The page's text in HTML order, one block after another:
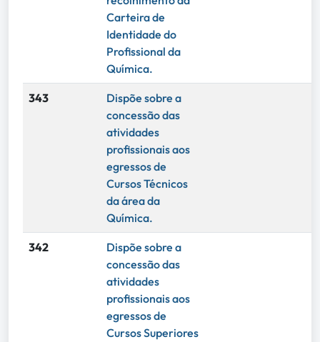
Carteira de
Identidade do
Profissional da
Química.
343
Dispõe sobre a
concessão das
atividades
profissionais aos
egressos de
Cursos Técnicos
da área da
Química.
342
Dispõe sobre a
concessão das
atividades
profissionais aos
egressos de
Cursos Superiores